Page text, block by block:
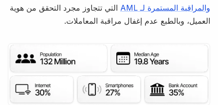
والمراقبة المستمرة لـ AML
التي تتجاوز مجرد التحقق من هوية
العميل، وبالطبع عدم إغفال مراقبة المعاملات.